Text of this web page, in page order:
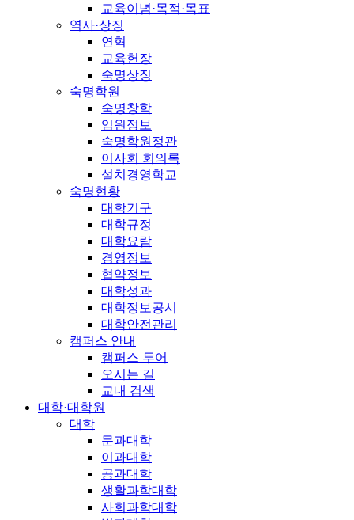
교육이념·목적·목표
역사·상징
연혁
교육헌장
숙명상징
숙명학원
숙명창학
임원정보
숙명학원정관
이사회 회의록
설치경영학교
숙명현황
대학기구
대학규정
대학요람
경영정보
협약정보
대학성과
대학정보공시
대학안전관리
캠퍼스 안내
캠퍼스 투어
오시는 길
교내 검색
대학·대학원
대학
문과대학
이과대학
공과대학
생활과학대학
사회과학대학